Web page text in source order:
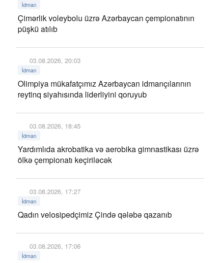
İdman
Çimərlik voleybolu üzrə Azərbaycan çempionatının
püşkü atılıb
03.08.2026, 20:03
İdman
Olimpiya mükafatçımız Azərbaycan idmançılarının
reytinq siyahısında liderliyini qoruyub
03.08.2026, 18:45
İdman
Yardımlıda akrobatika və aerobika gimnastikası üzrə
ölkə çempionatı keçiriləcək
03.08.2026, 17:27
İdman
Qadın velosipedçimiz Çində qələbə qazanıb
03.08.2026, 17:06
İdman